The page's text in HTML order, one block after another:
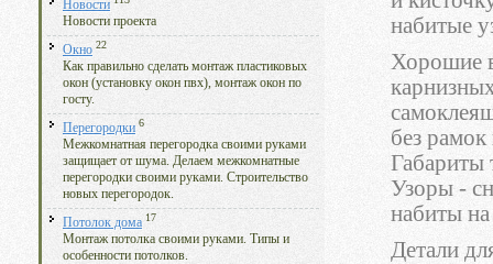
Новости
Новости проекта
Окно 22
Как правильно сделать монтаж пластиковых
окон (установку окон пвх), монтаж окон по
госту.
Перегородки 6
Межкомнатная перегородка своими руками
защищает от шума. Делаем межкомнатные
перегородки своими руками. Строительство
новых перегородок.
Потолок дома 17
Монтаж потолка своими руками. Типы и
особенности потолков.
набитые
Хорошие
без
Габариты
Узоры -
набиты
Детали